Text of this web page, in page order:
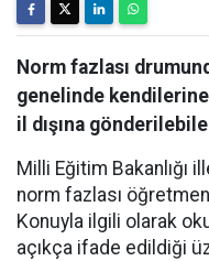
Norm fazlası
genelinde
il dışına
Milli Eğitim Bakanlığı
norm fazlası
Konuyla ilgili olarak
açıkça ifade edildiği